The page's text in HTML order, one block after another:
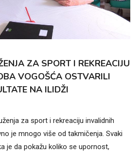
ZA SPORT I REKREACIJU
VOGOŠĆA OSTVARILI
NA ILIDŽI
za sport i rekreaciju invalidnih
je mnogo više od takmičenja. Svaki
je da pokažu koliko se upornost,